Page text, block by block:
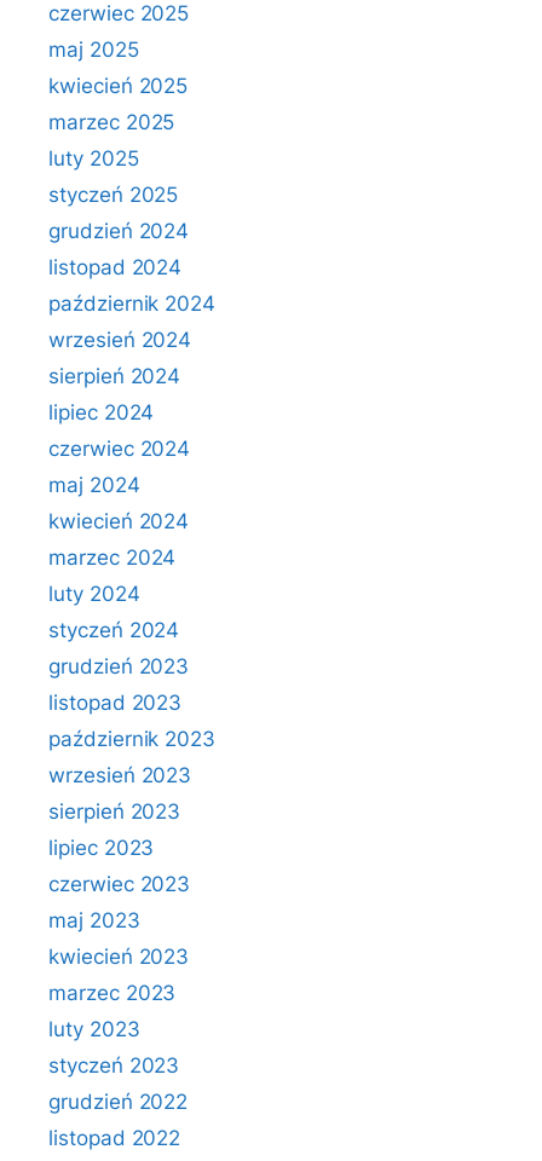
czerwiec 2025
maj 2025
kwiecień 2025
marzec 2025
luty 2025
styczeń 2025
grudzień 2024
listopad 2024
październik 2024
wrzesień 2024
sierpień 2024
lipiec 2024
czerwiec 2024
maj 2024
kwiecień 2024
marzec 2024
luty 2024
styczeń 2024
grudzień 2023
listopad 2023
październik 2023
wrzesień 2023
sierpień 2023
lipiec 2023
czerwiec 2023
maj 2023
kwiecień 2023
marzec 2023
luty 2023
styczeń 2023
grudzień 2022
listopad 2022